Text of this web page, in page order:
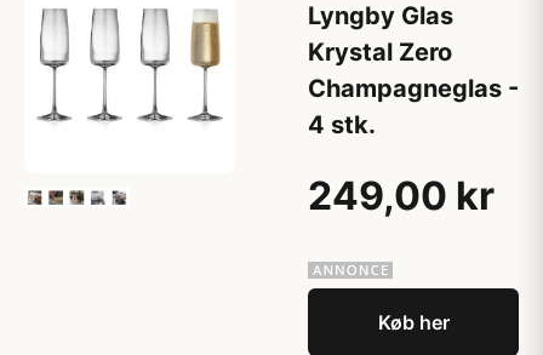
Lyngby Glas
Krystal Zero
Champagneglas -
4 stk.
249,00 kr
Køb her